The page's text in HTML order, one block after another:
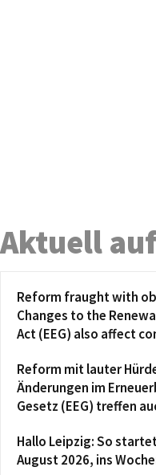
Aktuell
Reform fraught with
Changes to the
Act (EEG) also affect
Reform mit lauter
Änderungen im
Gesetz (EEG) treffen
Hallo Leipzig: So
August 2026, ins